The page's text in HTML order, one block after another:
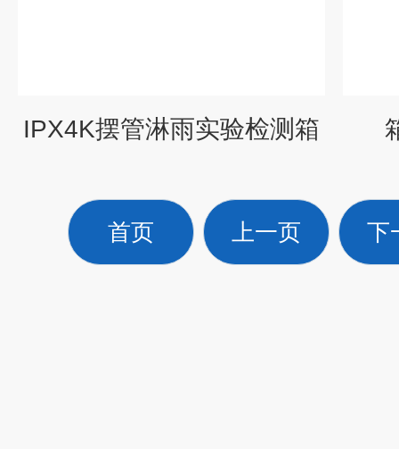
IPX4K摆管淋雨实验检测箱
首页 上一页 下